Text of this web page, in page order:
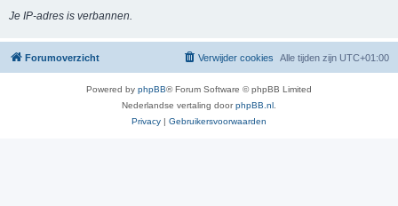
Je IP-adres is verbannen.
Forumoverzicht Alle tijden zijn UTC+01:00
Verwijder cookies
Powered by phpBB® Forum Software © phpBB Limited
Nederlandse vertaling doorphpBB.nl
Privacy | Gebruikersvoorwaarden